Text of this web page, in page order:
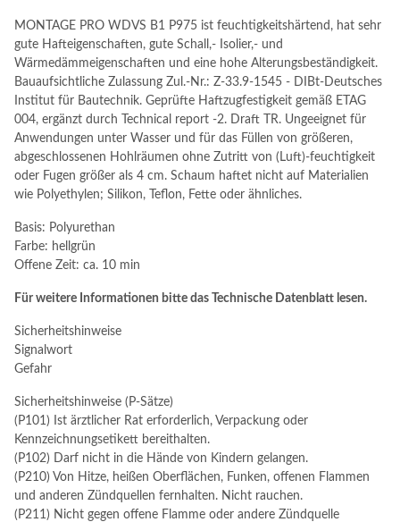
MONTAGE PRO WDVS B1 P975 ist feuchtigkeitshärtend, hat sehr
gute Hafteigenschaften, gute Schall,- Isolier,- und
Wärmedämmeigenschaften und eine hohe Alterungsbeständigkeit.
Bauaufsichtliche Zulassung Zul.-Nr.: Z-33.9-1545 - DIBt-Deutsches
Institut für Bautechnik. Geprüfte Haftzugfestigkeit gemäß ETAG
004, ergänzt durch Technical report -2. Draft TR. Ungeeignet für
Anwendungen unter Wasser und für das Füllen von größeren,
abgeschlossenen Hohlräumen ohne Zutritt von (Luft)-feuchtigkeit
oder Fugen größer als 4 cm. Schaum haftet nicht auf Materialien
wie Polyethylen; Silikon, Teflon, Fette oder ähnliches.
Basis: Polyurethan
Farbe: hellgrün
Offene Zeit: ca. 10 min
Für weitere Informationen bitte das Technische Datenblatt lesen.
Sicherheitshinweise
Signalwort
Gefahr
Sicherheitshinweise (P-Sätze)
(P101) Ist ärztlicher Rat erforderlich, Verpackung oder
Kennzeichnungsetikett bereithalten.
(P102) Darf nicht in die Hände von Kindern gelangen.
(P210) Von Hitze, heißen Oberflächen, Funken, offenen Flammen
und anderen Zündquellen fernhalten. Nicht rauchen.
(P211) Nicht gegen offene Flamme oder andere Zündquelle